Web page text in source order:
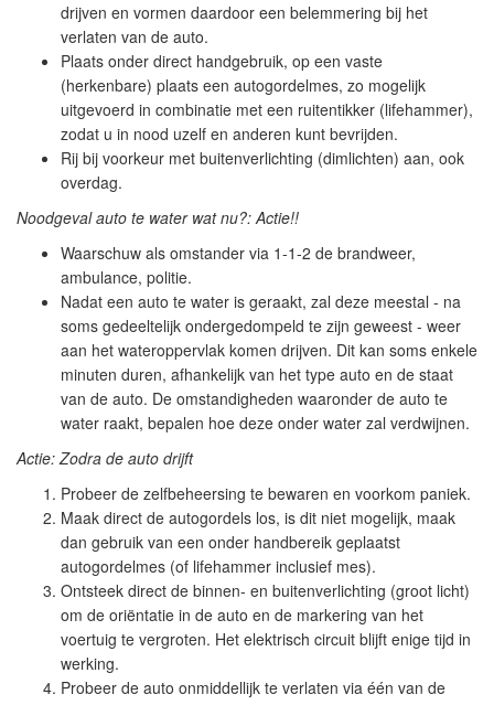
drijven en vormen daardoor een belemmering bij het
verlaten van de auto.
Plaats onder direct handgebruik, op een vaste
(herkenbare) plaats een autogordelmes, zo mogelijk
uitgevoerd in combinatie met een ruitentikker (lifehammer),
zodat u in nood uzelf en anderen kunt bevrijden.
Rij bij voorkeur met buitenverlichting (dimlichten) aan, ook
overdag.
Noodgeval auto te water wat nu?: Actie!!
Waarschuw als omstander via 1-1-2 de brandweer,
ambulance, politie.
Nadat een auto te water is geraakt, zal deze meestal - na
soms gedeeltelijk ondergedompeld te zijn geweest - weer
aan het wateroppervlak komen drijven. Dit kan soms enkele
minuten duren, afhankelijk van het type auto en de staat
van de auto. De omstandigheden waaronder de auto te
water raakt, bepalen hoe deze onder water zal verdwijnen.
Actie: Zodra de auto drijft
Probeer de zelfbeheersing te bewaren en voorkom paniek.
Maak direct de autogordels los, is dit niet mogelijk, maak
dan gebruik van een onder handbereik geplaatst
autogordelmes (of lifehammer inclusief mes).
Ontsteek direct de binnen- en buitenverlichting (groot licht)
om de oriëntatie in de auto en de markering van het
voertuig te vergroten. Het elektrisch circuit blijft enige tijd in
werking.
Probeer de auto onmiddellijk te verlaten via één van de